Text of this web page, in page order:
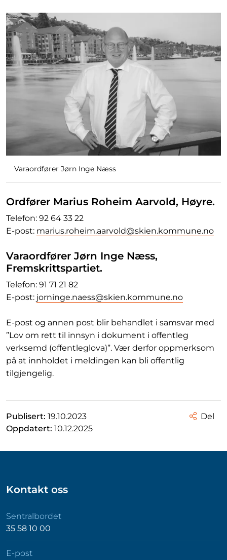
Varaordfører Jørn Inge Næss
Ordfører Marius Roheim Aarvold, Høyre.
Telefon: 92 64 33 22
E-post: marius.roheim.aarvold@skien.kommune.no
Varaordfører Jørn Inge Næss,
Fremskrittspartiet.
Telefon: 91 71 21 82
E-post: jorninge.naess@skien.kommune.no
E-post og annen post blir behandlet i samsvar med
”Lov om rett til innsyn i dokument i offentleg
verksemd (offentleglova)”. Vær derfor oppmerksom
på at innholdet i meldingen kan bli offentlig
tilgjengelig.
Publisert: 19.10.2023
Oppdatert: 10.12.2025
Del
Kontakt oss
Sentralbordet
35 58 10 00
E-post